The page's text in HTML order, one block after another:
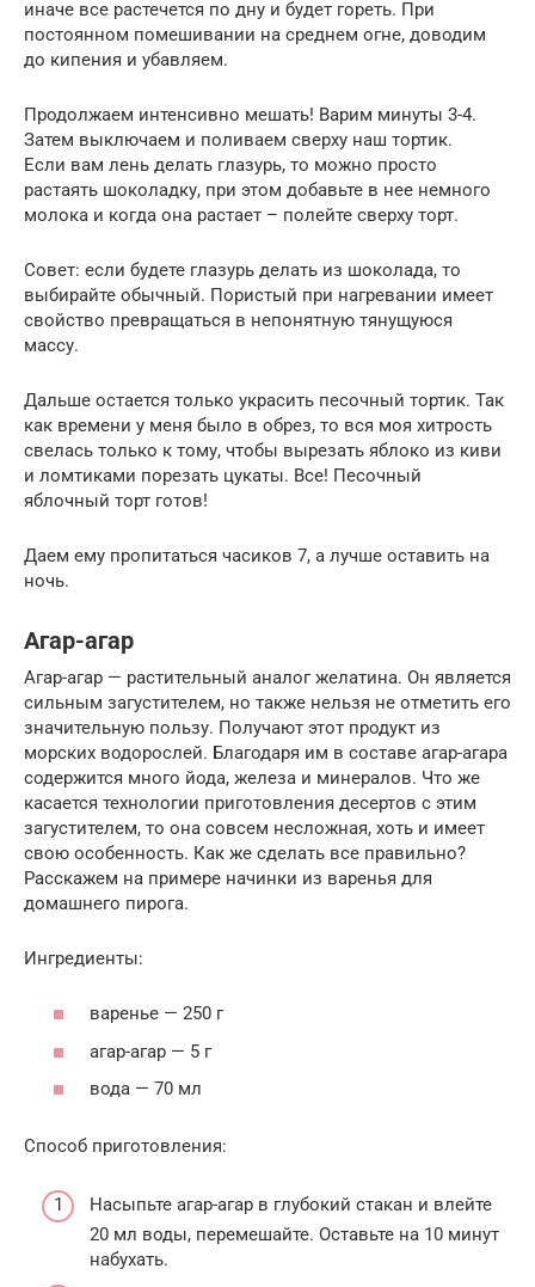
иначе все растечется по дну и будет гореть. При
постоянном помешивании на среднем огне, доводим
до кипения и убавляем.
Продолжаем интенсивно мешать! Варим минуты 3-4.
Затем выключаем и поливаем сверху наш тортик.
Если вам лень делать глазурь, то можно просто
растаять шоколадку, при этом добавьте в нее немного
молока и когда она растает – полейте сверху торт.
Совет: если будете глазурь делать из шоколада, то
выбирайте обычный. Пористый при нагревании имеет
свойство превращаться в непонятную тянущуюся
массу.
Дальше остается только украсить песочный тортик. Так
как времени у меня было в обрез, то вся моя хитрость
свелась только к тому, чтобы вырезать яблоко из киви
и ломтиками порезать цукаты. Все! Песочный
яблочный торт готов!
Даем ему пропитаться часиков 7, а лучше оставить на
ночь.
Агар-агар
Агар-агар — растительный аналог желатина. Он является
сильным загустителем, но также нельзя не отметить его
значительную пользу. Получают этот продукт из
морских водорослей. Благодаря им в составе агар-агара
содержится много йода, железа и минералов. Что же
касается технологии приготовления десертов с этим
загустителем, то она совсем несложная, хоть и имеет
свою особенность. Как же сделать все правильно?
Расскажем на примере начинки из варенья для
домашнего пирога.
Ингредиенты:
варенье — 250 г
агар-агар — 5 г
вода — 70 мл
Способ приготовления:
Насыпьте агар-агар в глубокий стакан и влейте
20 мл воды, перемешайте. Оставьте на 10 минут
набухать.